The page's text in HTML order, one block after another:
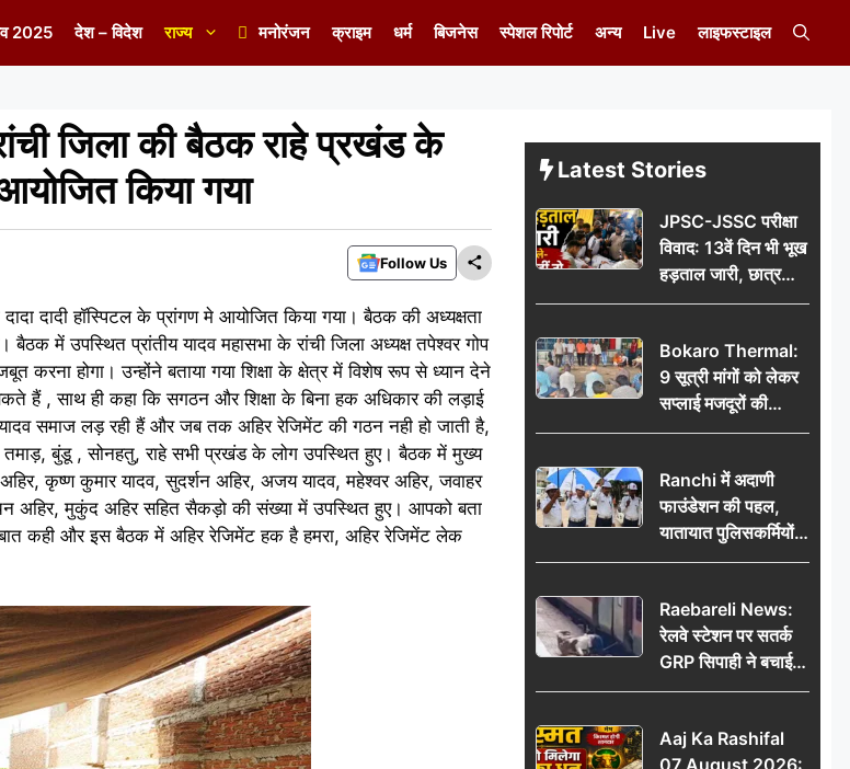
2025 देश – विदेश राज्य मनोरंजन क्राइम धर्म बिजनेस स्पेशल रिपोर्ट अन्य Live लाइफस्टाइल
जिला की बैठक राहे प्रखंड के
किया गया
Follow Us
दादी हॉस्पिटल के प्रांगण मे आयोजित किया गया। बैठक की अध्यक्षता
में उपस्थित प्रांतीय यादव महासभा के रांची जिला अध्यक्ष तपेश्वर गोप
होगा। उन्होंने बताया गया शिक्षा के क्षेत्र में विशेष रूप से ध्यान देने
, साथ ही कहा कि सगठन और शिक्षा के बिना हक अधिकार की लड़ाई
समाज लड़ रही हैं और जब तक अहिर रेजिमेंट की गठन नही हो जाती है,
बुंडू , सोनहतु, राहे सभी प्रखंड के लोग उपस्थित हुए। बैठक में मुख्य
कृष्ण कुमार यादव, सुदर्शन अहिर, अजय यादव, महेश्वर अहिर, जवाहर
अहिर, मुकुंद अहिर सहित सैकड़ो की संख्या में उपस्थित हुए। आपको बता
कही और इस बैठक में अहिर रेजिमेंट हक है हमरा, अहिर रेजिमेंट लेक
Latest Stories
JPSC-JSSC परीक्षा
विवाद: 13वें दिन भी भूख
हड़ताल जारी, छात्र
बोले- जांच नहीं तो
Bokaro Thermal:
9 सूत्री मांगों को लेकर
सप्लाई मजदूरों की
हुंकार, 12 अगस्त के
Ranchi में अदाणी
फाउंडेशन की पहल,
यातायात पुलिसकर्मियों
को वितरित किए गए छाते
Raebareli News:
रेलवे स्टेशन पर सतर्क
GRP सिपाही ने बचाई
महिला की जान, चलती
हादसा टला; घटना
Aaj Ka Rashifal
07 August 2026: